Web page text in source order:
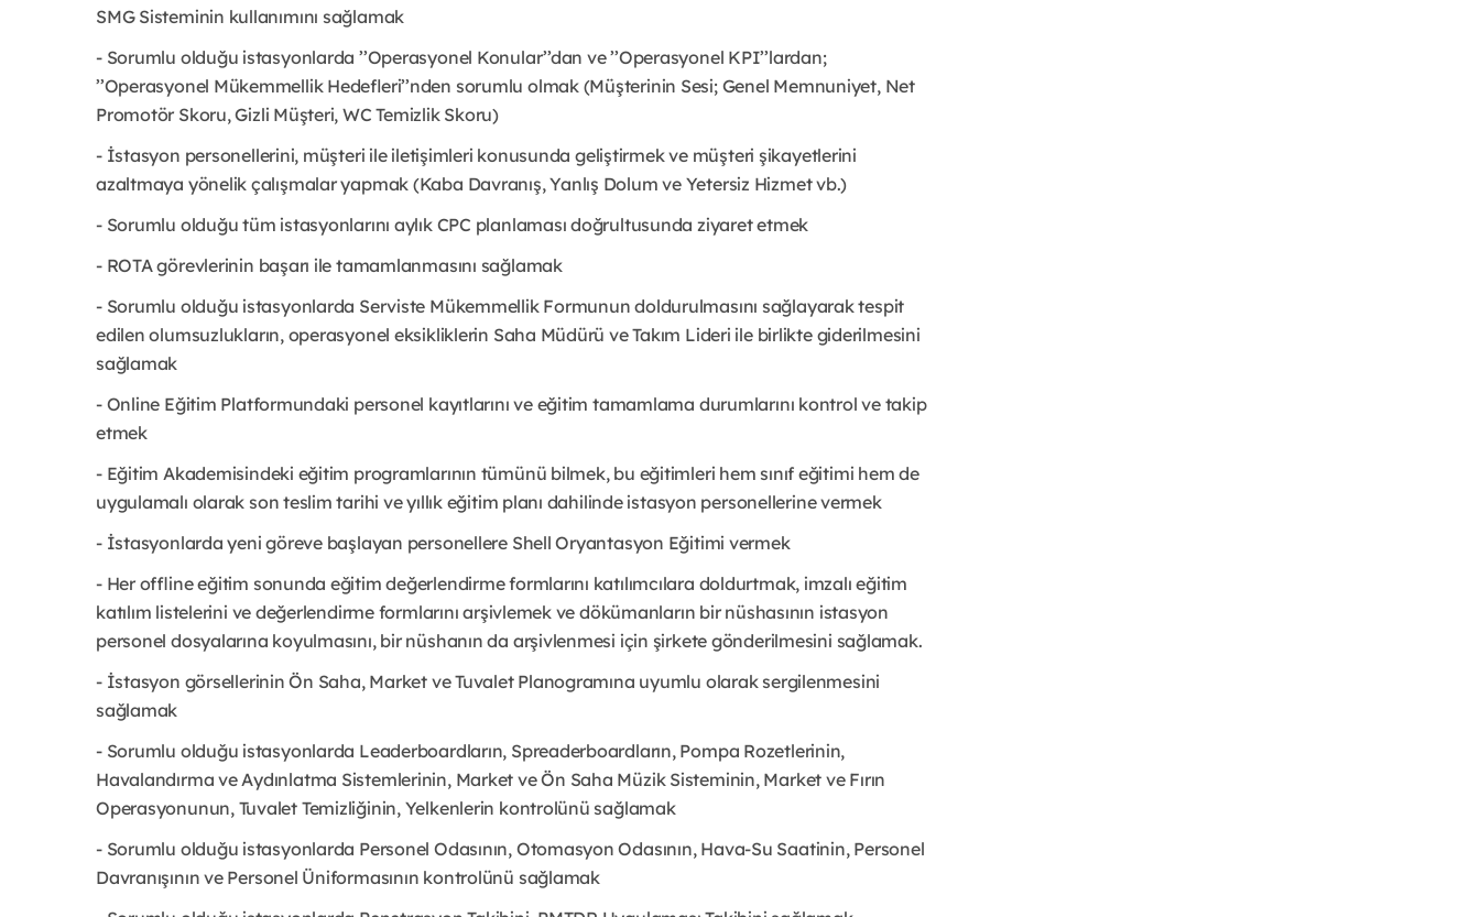
SMG Sisteminin kullanımını sağlamak
- Sorumlu olduğu istasyonlarda ’’Operasyonel Konular’’dan ve ’’Operasyonel KPI’’lardan;
’’Operasyonel Mükemmellik Hedefleri’’nden sorumlu olmak (Müşterinin Sesi; Genel Memnuniyet, Net
Promotör Skoru, Gizli Müşteri, WC Temizlik Skoru)
- İstasyon personellerini, müşteri ile iletişimleri konusunda geliştirmek ve müşteri şikayetlerini
azaltmaya yönelik çalışmalar yapmak (Kaba Davranış, Yanlış Dolum ve Yetersiz Hizmet vb.)
- Sorumlu olduğu tüm istasyonlarını aylık CPC planlaması doğrultusunda ziyaret etmek
- ROTA görevlerinin başarı ile tamamlanmasını sağlamak
- Sorumlu olduğu istasyonlarda Serviste Mükemmellik Formunun doldurulmasını sağlayarak tespit
edilen olumsuzlukların, operasyonel eksikliklerin Saha Müdürü ve Takım Lideri ile birlikte giderilmesini
sağlamak
- Online Eğitim Platformundaki personel kayıtlarını ve eğitim tamamlama durumlarını kontrol ve takip
etmek
- Eğitim Akademisindeki eğitim programlarının tümünü bilmek, bu eğitimleri hem sınıf eğitimi hem de
uygulamalı olarak son teslim tarihi ve yıllık eğitim planı dahilinde istasyon personellerine vermek
- İstasyonlarda yeni göreve başlayan personellere Shell Oryantasyon Eğitimi vermek
- Her offline eğitim sonunda eğitim değerlendirme formlarını katılımcılara doldurtmak, imzalı eğitim
katılım listelerini ve değerlendirme formlarını arşivlemek ve dökümanların bir nüshasının istasyon
personel dosyalarına koyulmasını, bir nüshanın da arşivlenmesi için şirkete gönderilmesini sağlamak.
- İstasyon görsellerinin Ön Saha, Market ve Tuvalet Planogramına uyumlu olarak sergilenmesini
sağlamak
- Sorumlu olduğu istasyonlarda Leaderboardların, Spreaderboardların, Pompa Rozetlerinin,
Havalandırma ve Aydınlatma Sistemlerinin, Market ve Ön Saha Müzik Sisteminin, Market ve Fırın
Operasyonunun, Tuvalet Temizliğinin, Yelkenlerin kontrolünü sağlamak
- Sorumlu olduğu istasyonlarda Personel Odasının, Otomasyon Odasının, Hava-Su Saatinin, Personel
Davranışının ve Personel Üniformasının kontrolünü sağlamak